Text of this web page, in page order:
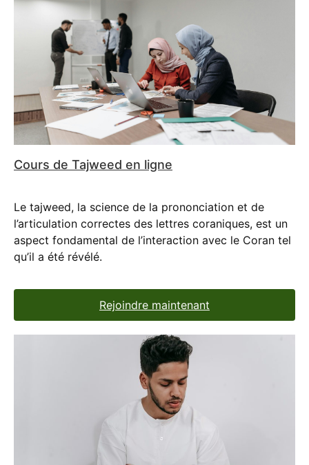
Cours de Tajweed en ligne
Le tajweed, la science de la prononciation et de
l’articulation correctes des lettres coraniques, est un
aspect fondamental de l’interaction avec le Coran tel
qu’il a été révélé.
Rejoindre maintenant